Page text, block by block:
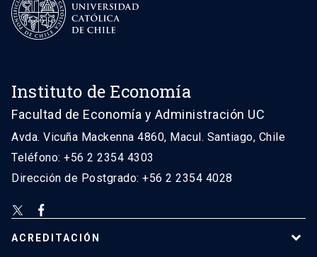
Instituto de Economía
Facultad de Economía y Administración UC
Avda. Vicuña Mackenna 4860, Macul. Santiago, Chile
Teléfono: +56 2 2354 4303
Dirección de Postgrado: +56 2 2354 4028
ACREDITACIÓN